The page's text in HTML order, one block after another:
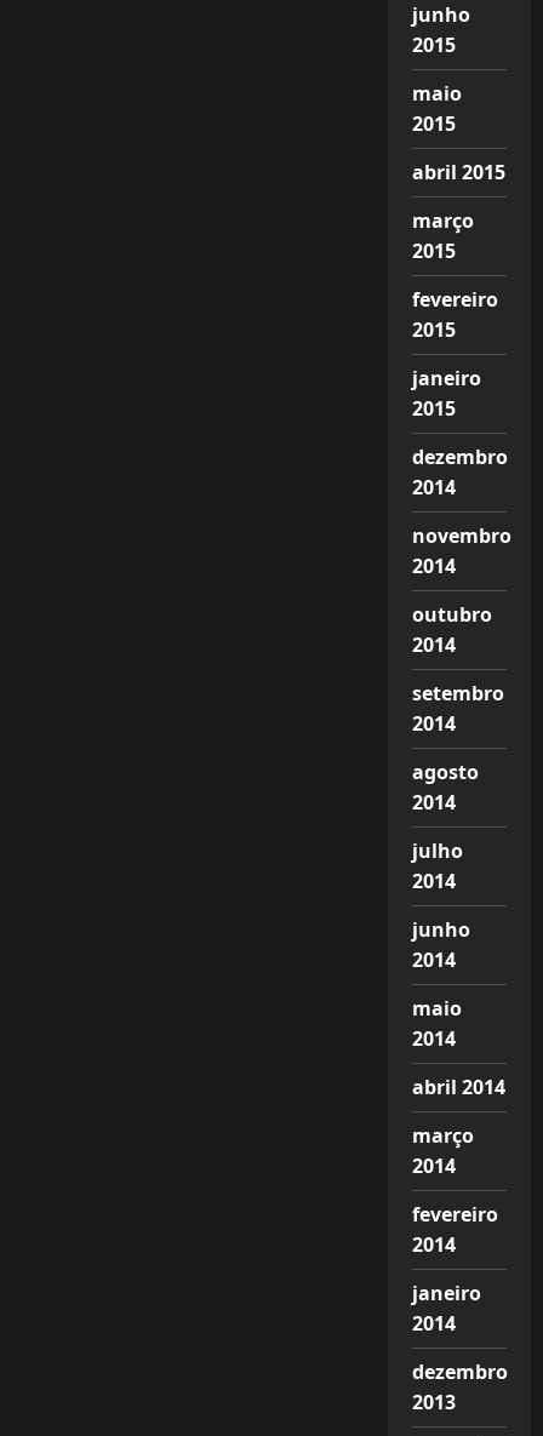
junho
2015
maio
2015
abril 2015
março
2015
fevereiro
2015
janeiro
2015
dezembro
2014
novembro
2014
outubro
2014
setembro
2014
agosto
2014
julho
2014
junho
2014
maio
2014
abril 2014
março
2014
fevereiro
2014
janeiro
2014
dezembro
2013